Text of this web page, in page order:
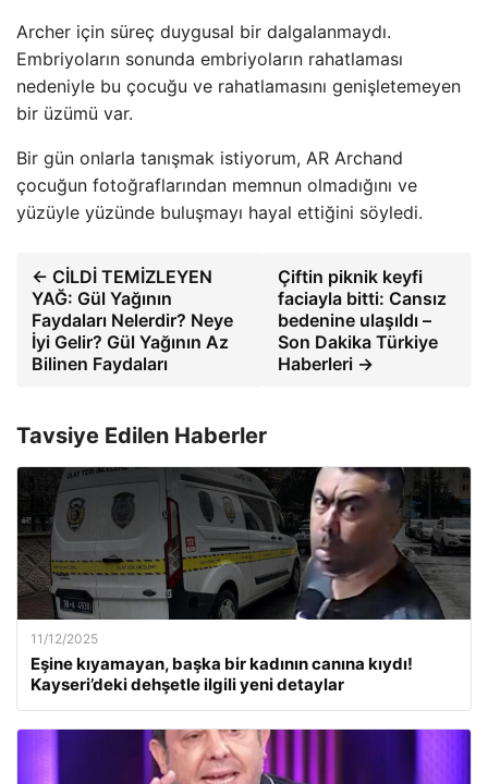
Archer için süreç duygusal bir dalgalanmaydı.
Embriyoların sonunda embriyoların rahatlaması
nedeniyle bu çocuğu ve rahatlamasını genişletemeyen
bir üzümü var.
Bir gün onlarla tanışmak istiyorum, AR Archand
çocuğun fotoğraflarından memnun olmadığını ve
yüzüyle yüzünde buluşmayı hayal ettiğini söyledi.
← CİLDİ TEMİZLEYEN
YAĞ: Gül Yağının
Faydaları Nelerdir? Neye
İyi Gelir? Gül Yağının Az
Bilinen Faydaları
Çiftin piknik keyfi
faciayla bitti: Cansız
bedenine ulaşıldı –
Son Dakika Türkiye
Haberleri →
Tavsiye Edilen Haberler
11/12/2025
Eşine kıyamayan, başka bir kadının canına kıydı!
Kayseri’deki dehşetle ilgili yeni detaylar